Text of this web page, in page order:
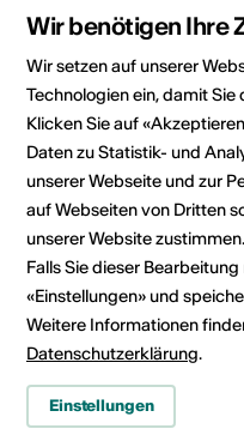
Rubrik
Veranstaltungsort
Wir benötigen Ihre
Wir setzen auf unserer
Technologien ein, damit
Klicken Sie auf
Daten zu Statistik- und
unserer Webseite und zur
auf Webseiten von Dritten
unserer Website zustimmen.
Falls Sie dieser
«Einstellungen» und
Weitere Informationen
Datenschutzerklärung.
Einstellungen